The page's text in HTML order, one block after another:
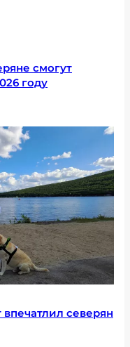
смогут
году
северян